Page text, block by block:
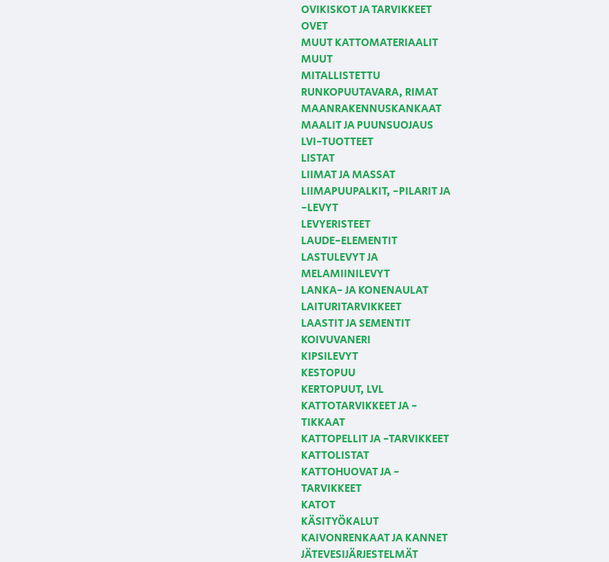
OVIKISKOT JA TARVIKKEET
OVET
MUUT KATTOMATERIAALIT
MUUT
MITALLISTETTU
RUNKOPUUTAVARA, RIMAT
MAANRAKENNUSKANKAAT
MAALIT JA PUUNSUOJAUS
LVI-TUOTTEET
LISTAT
LIIMAT JA MASSAT
LIIMAPUUPALKIT, -PILARIT JA
-LEVYT
LEVYERISTEET
LAUDE-ELEMENTIT
LASTULEVYT JA
MELAMIINILEVYT
LANKA- JA KONENAULAT
LAITURITARVIKKEET
LAASTIT JA SEMENTIT
KOIVUVANERI
KIPSILEVYT
KESTOPUU
KERTOPUUT, LVL
KATTOTARVIKKEET JA -
TIKKAAT
KATTOPELLIT JA -TARVIKKEET
KATTOLISTAT
KATTOHUOVAT JA -
TARVIKKEET
KATOT
KÄSITYÖKALUT
KAIVONRENKAAT JA KANNET
JÄTEVESIJÄRJESTELMÄT